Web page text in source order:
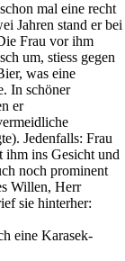
mal eine recht
Jahren stand er bei
Frau vor ihm
um, stiess gegen
was eine
In schöner
er
Jedenfalls: Frau
ihm ins Gesicht und
noch prominent
Willen, Herr
sie hinterher:
eine Karasek-